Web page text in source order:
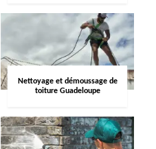
Nettoyage et démoussage de
toiture Guadeloupe